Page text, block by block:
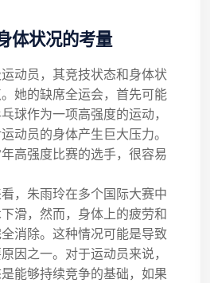
体状况的考量
动员，其竞技状态和身体状
她的缺席全运会，首先可能
球作为一项高强度的运动，
动员的身体产生巨大压力。
高强度比赛的选手，很容易
，朱雨玲在多个国际大赛中
滑，然而，身体上的疲劳和
消除。这种情况可能是导致
因之一。对于运动员来说，
能够持续竞争的基础，如果